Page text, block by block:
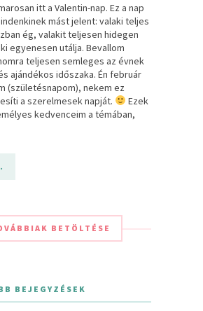
itt a Valentin-nap. Ez a nap
mást jelent: valaki teljes
ég, valakit teljesen hidegen
egyenesen utálja. Bevallom
teljesen semleges az évnek
ajándékos időszaka. Én február
(születésnapom), nekem ez
a szerelmesek napját.
Ezek
kedvenceim a témában,
BETÖLTÉSE
BEJEGYZÉSEK